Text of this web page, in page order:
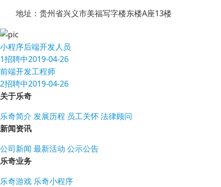
地址：贵州省兴义市美福写字楼东楼A座13楼
小程序后端开发人员
1招聘中2019-04-26
前端开发工程师
2招聘中2019-04-26
关于乐奇
乐奇简介 发展历程 员工关怀法律顾问
新闻资讯
公司新闻 最新活动 公示公告
乐奇业务
乐奇游戏 乐奇小程序